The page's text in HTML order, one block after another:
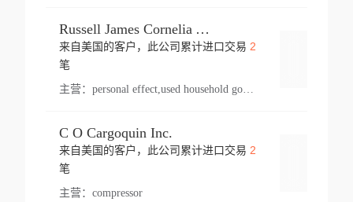
Russell James Cornelia Arlington Va
来自美国的客户，此公司累计进口交易 2
笔
主营： personal effect,used household goods
C O Cargoquin Inc.
来自美国的客户，此公司累计进口交易 2
笔
主营： compressor